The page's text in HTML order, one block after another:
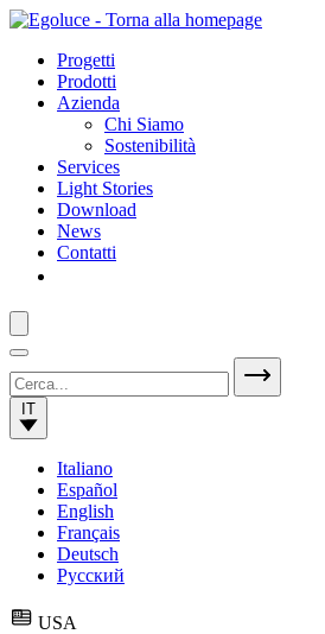
Progetti
Prodotti
Azienda
Chi Siamo
Sostenibilità
Services
Light Stories
Download
News
Contatti
IT
Italiano
Español
English
Français
Deutsch
Русский
USA